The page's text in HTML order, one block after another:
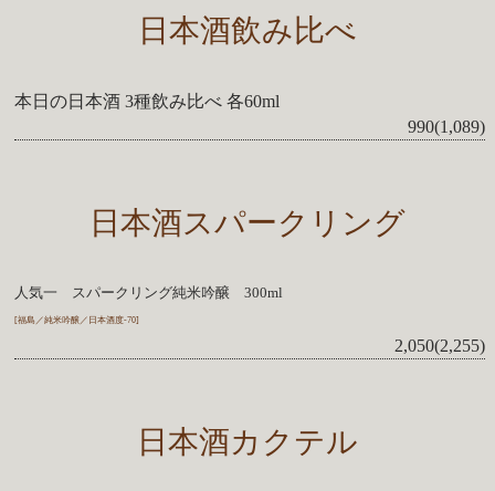
日本酒飲み比べ
本日の日本酒 3種飲み比べ 各60ml
990(1,089)
日本酒スパークリング
人気一 スパークリング純米吟醸 300ml
[福島／純米吟醸／日本酒度-70]
2,050(2,255)
日本酒カクテル